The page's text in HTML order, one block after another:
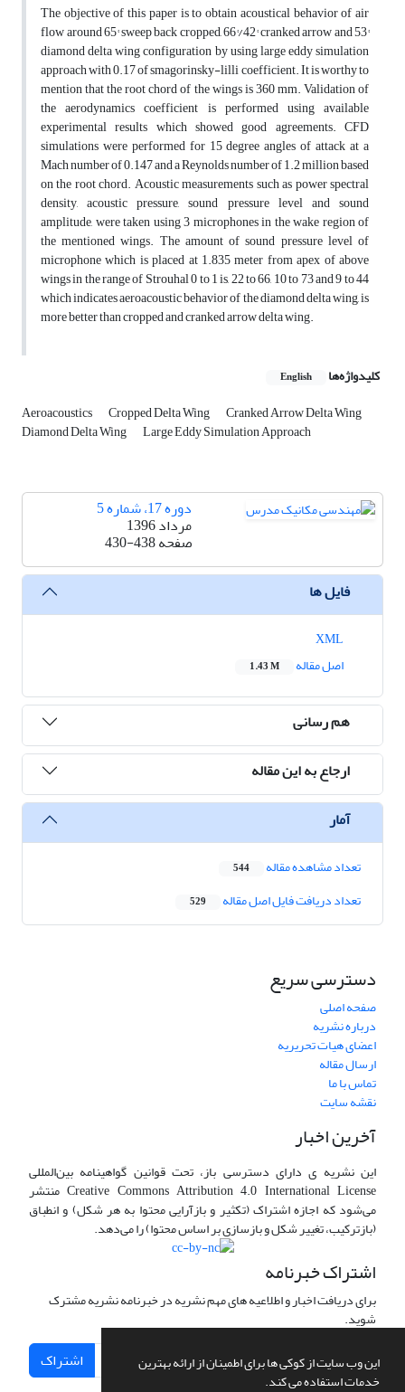
این وب سایت از کوکی ها برای اطمینان از ارائه بهترین
خدمات استفاده می کند.
The objective of this paper is to obtain acoustical behavior of air
flow around 65° sweep back cropped, 66°/42° cranked arrow and 53°
diamond delta wing configuration by using large eddy simulation
approach with 0.17 of smagorinsky-lilli coefficient. It is worthy to
mention that the root chord of the wings is 360 mm. Validation of
the aerodynamics coefficient is performed using available
experimental results which showed good agreements. CFD
simulations were performed for 15 degree angles of attack at a
Mach number of 0.147 and a Reynolds number of 1.2 million based
on the root chord. Acoustic measurements such as power spectral
density, acoustic pressure, sound pressure level and sound
amplitude, were taken using 3 microphones in the wake region of
the mentioned wings. The amount of sound pressure level of
microphone which is placed at 1.835 meter from apex of above
wings in the range of Strouhal 0 to 1 is, 22 to 66, 10 to 73 and 9 to 44
which indicates aeroacoustic behavior of the diamond delta wing, is
more better than cropped and cranked arrow delta wing.
کلیدواژه‌ها English
Aeroacoustics Cropped Delta Wing Cranked Arrow Delta Wing
Diamond Delta Wing Large Eddy Simulation Approach
دوره 17، شماره 5
مرداد 1396
صفحه430-438
فایل ها
اصل مقاله
1.43 M
هم رسانی
ارجاع به این مقاله
آمار
تعداد مشاهده مقاله 544
تعداد دریافت فایل اصل مقاله 529
دسترسی سریع
صفحه اصلی
درباره نشریه
اعضای هیات تحریریه
ارسال مقاله
تماس با ما
نقشه سایت
آخرین اخبار
این نشریه ی دارای دسترسی باز، تحت قوانین گواهینامه بین‌المللی
Creative Commons Attribution 4.0 International License منتشر
می‌شود که اجازه اشتراک (تکثیر و بازآرایی محتوا به هر شکل) و انطباق
(بازترکیب، تغییر شکل و بازسازی بر اساس محتوا) را می‌دهد.
اشتراک خبرنامه
برای دریافت اخبار و اطلاعیه های مهم نشریه در خبرنامه نشریه مشترک
شوید.
اشتراک